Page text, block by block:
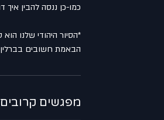
*הסיור היהודי שלנו
הבאמת חשובים
מפגשים קרובים